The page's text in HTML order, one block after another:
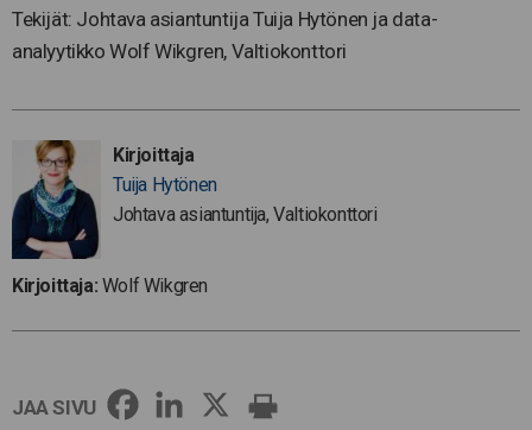
Tekijät: Johtava asiantuntija Tuija Hytönen ja data-
analyytikko Wolf Wikgren, Valtiokonttori
Kirjoittaja
Tuija Hytönen
Johtava asiantuntija, Valtiokonttori
Kirjoittaja: Wolf Wikgren
JAA SIVU